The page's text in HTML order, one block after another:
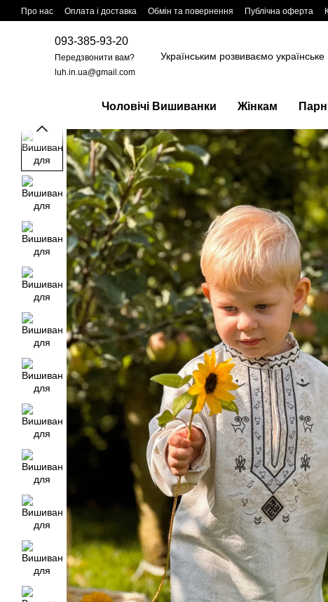
Перейти до основного контенту
Про нас Оплата і доставка Обмін та повернення Публічна оферта
093-385-93-20
Передзвонити вам?
luh.in.ua@gmail.com
Українським розвиваємо українське
Чоловічі Вишиванки Жінкам